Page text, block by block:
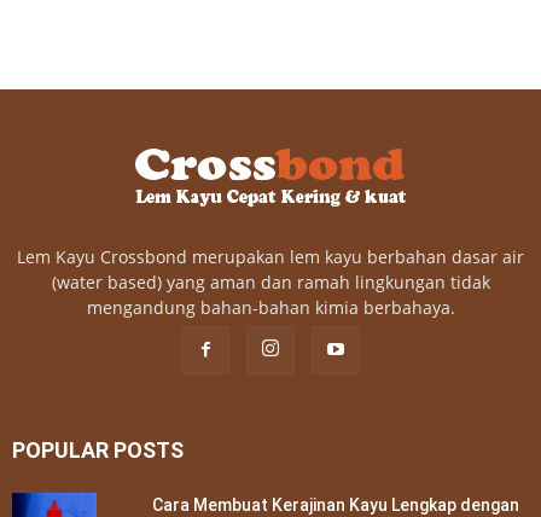
Lem Kayu Crossbond merupakan lem kayu berbahan dasar air
(water based) yang aman dan ramah lingkungan tidak
mengandung bahan-bahan kimia berbahaya.
POPULAR POSTS
Cara Membuat Kerajinan Kayu Lengkap dengan